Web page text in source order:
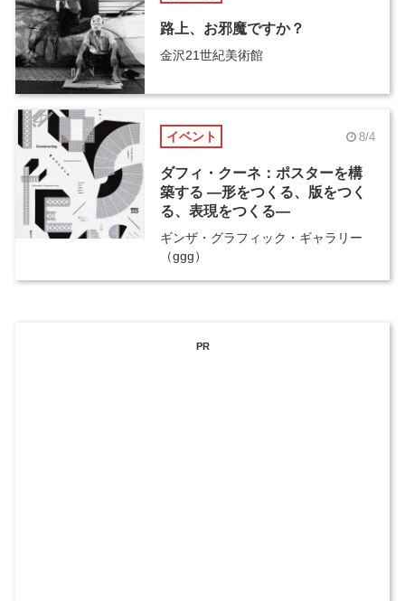
路上、お邪魔ですか？
金沢21世紀美術館
イベント 8/4
ダフィ・クーネ：ポスターを構
築する ―形をつくる、版をつく
る、表現をつくる―
ギンザ・グラフィック・ギャラリー
（ggg）
PR